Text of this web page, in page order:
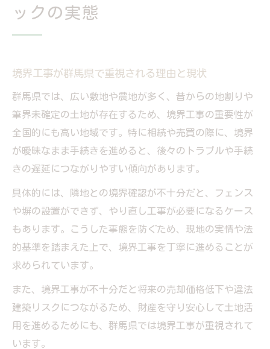
境界工事のセットバック費用項目を徹底解
は
道路セットバックにかかる費用の目安と注
意点
境界工事費用の補助や助成制度の活用方法
セットバック費用負担で揉めないための工
夫
境界工事とセットバック基準を整理する方法
境界工事で押さえるべきセットバック基準
セットバックが必要となる土地の見分け方
境界工事の基準整理と現地確認の手順
セットバックしない方法のポイントを解説
境界工事と建築基準法上の基準整理法
セットバック済みかの確認と進め方ガイド
ックの実態
境界工事が群馬県で重視される理由と現状
群馬県では、広い敷地や農地が多く、昔からの地割りや
筆界未確定の土地が存在するため、境界工事の重要性が
全国的にも高い地域です。特に相続や売買の際に、境界
が曖昧なまま手続きを進めると、後々のトラブルや手続
きの遅延につながりやすい傾向があります。
具体的には、隣地との境界確認が不十分だと、フェンス
や塀の設置ができず、やり直し工事が必要になるケース
もあります。こうした事態を防ぐため、現地の実情や法
的基準を踏まえた上で、境界工事を丁寧に進めることが
求められています。
また、境界工事が不十分だと将来の売却価格低下や違法
建築リスクにつながるため、財産を守り安心して土地活
用を進めるためにも、群馬県では境界工事が重視されて
います。